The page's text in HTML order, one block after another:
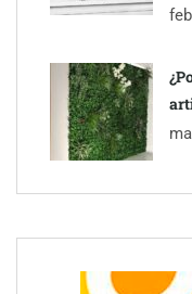
Esenzzia da la
todo su catálogo de